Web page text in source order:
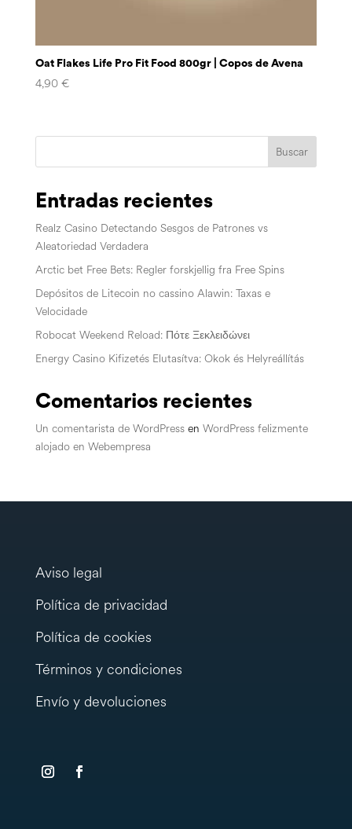
Oat Flakes Life Pro Fit Food 800gr | Copos de Avena
4,90 €
Buscar
Entradas recientes
Realz Casino Detectando Sesgos de Patrones vs
Aleatoriedad Verdadera
Arctic bet Free Bets: Regler forskjellig fra Free Spins
Depósitos de Litecoin no cassino Alawin: Taxas e
Velocidade
Robocat Weekend Reload: Πότε Ξεκλειδώνει
Energy Casino Kifizetés Elutasítva: Okok és Helyreállítás
Comentarios recientes
Un comentarista de WordPressen WordPress felizmente
alojado en Webempresa
Aviso legal
Política de privacidad
Política de cookies
Términos y condiciones
Envío y devoluciones